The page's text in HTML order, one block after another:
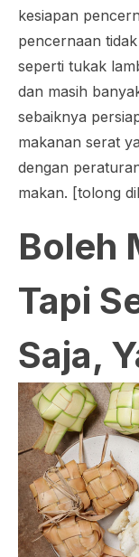
kesiapan
pencernaan
seperti tukak
dan masih
sebaiknya
makanan serat
dengan
makan. [tolong
Boleh
Tapi
Saja,